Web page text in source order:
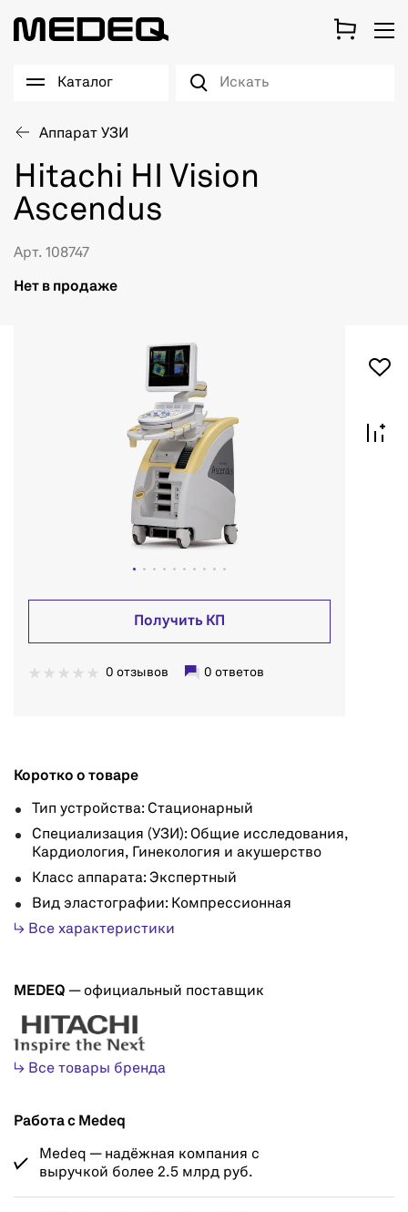
Каталог
Аппарат УЗИ
Hitachi HI Vision
Ascendus
Арт. 108747
Нет в продаже
Получить КП
0 отзывов 0 ответов
Коротко о товаре
Тип устройства: Стационарный
Специализация (УЗИ): Общие исследования,
Кардиология, Гинекология и акушерство
Класс аппарата: Экспертный
Вид эластографии: Компрессионная
↳ Все характеристики
MEDEQ — официальный поставщик
↳ Все товары бренда
Работа с Medeq
Medeq — надёжная компания с
выручкой более 2.5 млрд руб.